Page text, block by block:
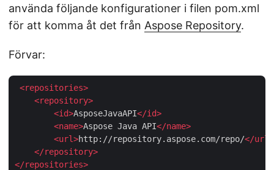
använda följande konfigurationer i filen pom.xml
för att komma åt det från Aspose Repository.
Förvar:
<repositories>
<repository>
<id>AsposeJavaAPI</id>
<name>Aspose Java API</name>
<url>http://repository.aspose.com/repo/</url
</repository>
</repositories>